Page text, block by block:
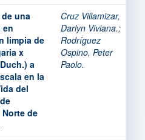
una
en
limpia de
x
a
en la
del
Norte de
Cruz Villamizar,
Darlyn Viviana.;
Rodríguez
Ospino, Peter
Paolo.